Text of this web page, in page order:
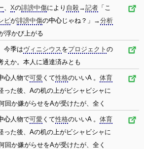
、 Xの誹謗中傷により 自殺→記者 「こ
ビが誹謗中傷の中心じゃね？」→分析
浮かび上がる
今季はヴィニシウスをプロジェクト の
えか。本人に通達済みとも
心人物で可愛 くて性格のいいA 。 体育
った後、Aの机の上がビシャビシャに
回か嫌がらせをAが受けたが、全く
心人物で可愛 くて性格のいいA 。 体育
った後、Aの机の上がビシャビシャに
回か嫌がらせをAが受けたが、全く